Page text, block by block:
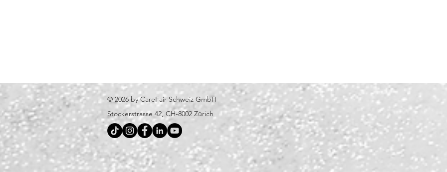
© 2026 by CareFair Schweiz GmbH
​Stockerstrasse 42, CH-8002 Zürich